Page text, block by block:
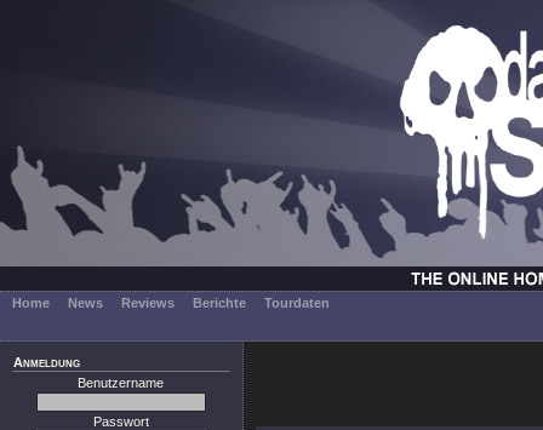
Home News Reviews Berichte Tourdaten
Anmeldung
Benutzername
Passwort